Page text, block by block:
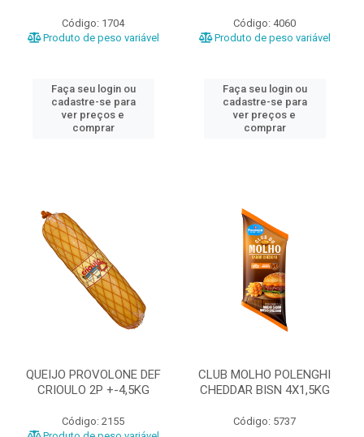
Código: 1704
Produto de peso variável
Faça seu login ou
cadastre-se para
ver preços e
comprar
Código: 4060
Produto de peso variável
Faça seu login ou
cadastre-se para
ver preços e
comprar
QUEIJO PROVOLONE DEF
CRIOULO 2P +-4,5KG
Código: 2155
CLUB MOLHO POLENGHI
CHEDDAR BISN 4X1,5KG
Código: 5737